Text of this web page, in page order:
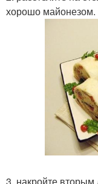
хорошо майонезом.